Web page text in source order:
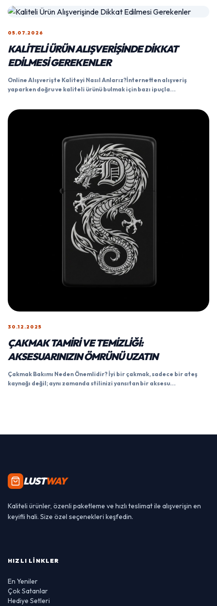
05.07.2026
KALITELI ÜRÜN ALIŞVERIŞINDE DIKKAT
EDILMESI GEREKENLER
Online Alışverişte Kaliteyi Nasıl Anlarız?İnternetten alışveriş
yaparken doğru ve kaliteli ürünü bulmak için bazı ipuçla...
30.12.2025
ÇAKMAK TAMIRI VE TEMIZLIĞI:
AKSESUARINIZIN ÖMRÜNÜ UZATIN
Çakmak Bakımı Neden Önemlidir? İyi bir çakmak, sadece bir ateş
kaynağı değil; aynı zamanda stilinizi yansıtan bir aksesu...
LUSTWAY
Kaliteli ürünler, özenli paketleme ve hızlı teslimat ile alışverişin en
keyifli hali. Size özel seçenekleri keşfedin.
HIZLI LINKLER
En Yeniler
Çok Satanlar
Hediye Setleri